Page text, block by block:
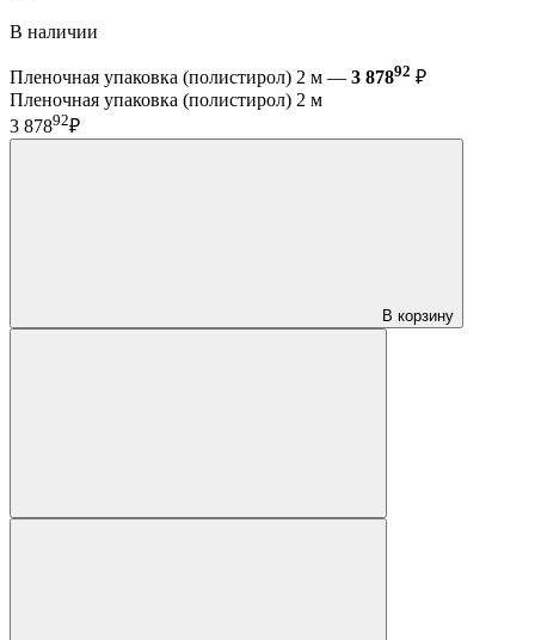
В наличии
Пленочная упаковка (полистирол) 2 м — 3 87892 ₽
Пленочная упаковка (полистирол) 2 м
3 87892₽
В корзину